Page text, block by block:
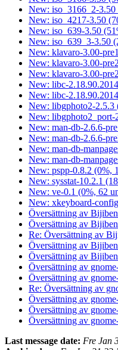
New: iso_3166_2-3.50
New: iso_4217-3.50
New: iso_639-3.50
New: iso_639_3-3.50
New: klavaro-3.00-
New: klavaro-3.00-
New: klavaro-3.00-
New: libc-
New: libc-
New: libgphoto2-2.5.3
New: libgphoto2_port-
New: man-db-2.6.6-
New: man-db-2.6.6-
New: man-db-
New: man-db-
New: pspp-0.8.2 (0%,
New: sysstat-10.2.1
New: ve-0.1 (0%, 62
New: xkeyboard-
Översättning av Bijiben
Översättning av Bijiben
Re: Översättning av
Översättning av Bijiben
Översättning av Bijiben
Översättning av
Översättning av
Re: Översättning av
Översättning av
Översättning av
Översättning av
Last message date: Fre Jan